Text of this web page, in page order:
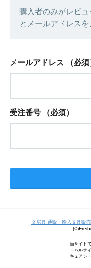
購入者のみがレビ
とメールアドレスを
メールアドレス （必須
受注番号 （必須）
文房具 通販・輸入文具販
当サイト
ーバルサ
キュアシ